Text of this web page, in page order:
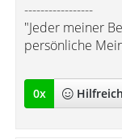
-----------------
"Jeder meiner
persönliche
0x Hilfreich